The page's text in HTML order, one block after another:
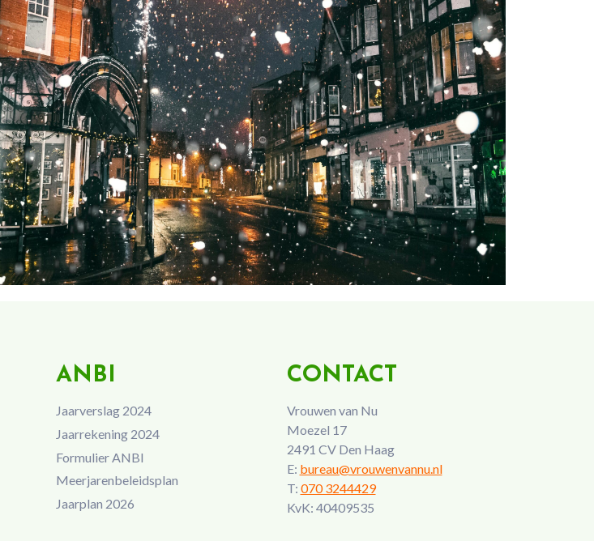
ANBI
Jaarverslag 2024
Jaarrekening 2024
Formulier ANBI
Meerjarenbeleidsplan
Jaarplan 2026
CONTACT
Vrouwen van Nu
Moezel 17
2491 CV Den Haag
E: bureau@vrouwenvannu.nl
T: 070 3244429
KvK: 40409535